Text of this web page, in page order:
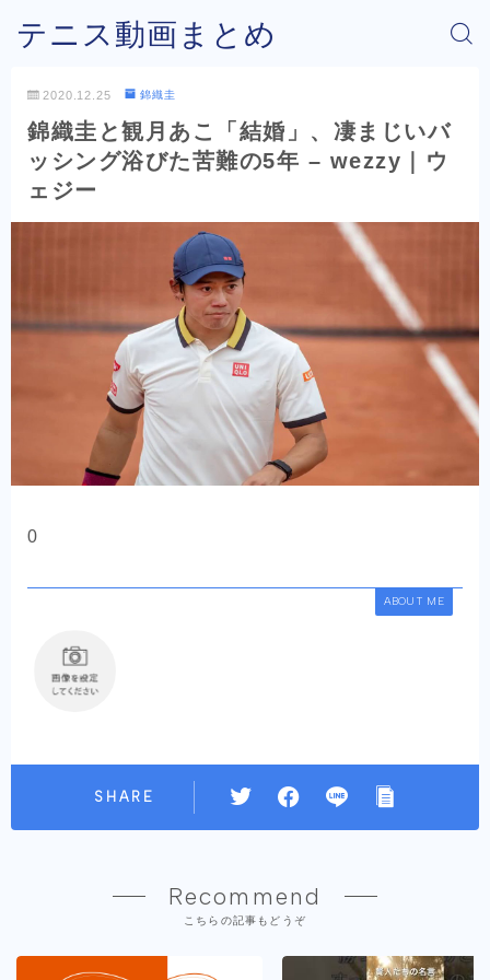
テニス動画まとめ
2020.12.25 錦織圭
錦織圭と観月あこ「結婚」、凄まじいバ
ッシング浴びた苦難の5年 – wezzy｜ウ
ェジー
0
ABOUT ME
SHARE
Recommend
こちらの記事もどうぞ